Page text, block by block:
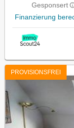
Gesponsert
Finanzierung
PROVISIONSFREI